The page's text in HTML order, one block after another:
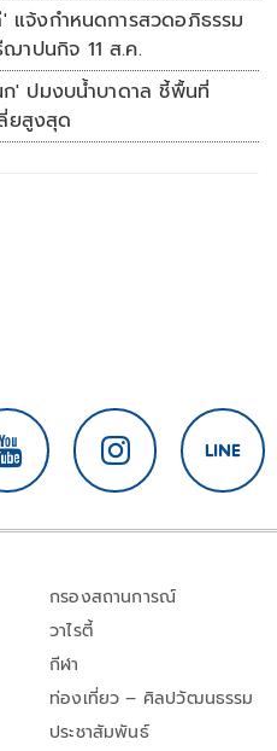
แจ้งกำหนดการสวดอภิธรรม
าปนกิจ 11 ส.ค.
' ปมงบน้ำบาดาล ชี้พื้นที่
ยสูงสุด
กรองสถานการณ์
วาไรตี้
กีฬา
ท่องเที่ยว – ศิลปวัฒนธรรม
ประชาสัมพันธ์